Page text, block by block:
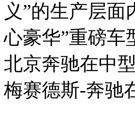
义”的生产层
心豪华”重磅车
北京奔驰在中
梅赛德斯-奔驰